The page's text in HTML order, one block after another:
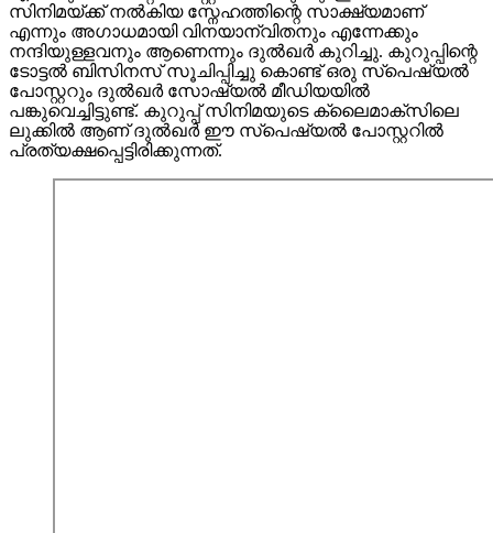
സിനിമയ്ക്ക് നൽകിയ സ്നേഹത്തിന്റെ സാക്ഷ്യമാണ്
എന്നും അഗാധമായി വിനയാന്വിതനും എന്നേക്കും
നന്ദിയുള്ളവനും ആണെന്നും ദുൽഖർ കുറിച്ചു. കുറുപ്പിന്റെ
ടോട്ടൽ ബിസിനസ് സൂചിപ്പിച്ചു കൊണ്ട് ഒരു സ്‌പെഷ്യൽ
പോസ്റ്ററും ദുൽഖർ സോഷ്യൽ മീഡിയയിൽ
പങ്കുവെച്ചിട്ടുണ്ട്. കുറുപ്പ് സിനിമയുടെ ക്ലൈമാക്സിലെ
ലുക്കിൽ ആണ് ദുൽഖർ ഈ സ്‌പെഷ്യൽ പോസ്റ്ററിൽ
പ്രത്യക്ഷപ്പെട്ടിരിക്കുന്നത്.